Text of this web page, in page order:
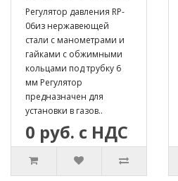
Регулятор давления RP-
06из нержавеющей
стали с манометрами и
гайками с обжимными
кольцами под трубку 6
мм Регулятор
предназначен для
установки в газов..
0 руб. с НДС